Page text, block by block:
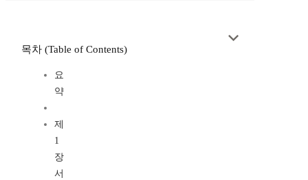
목차 (Table of Contents)
요
약
제
1
장
서